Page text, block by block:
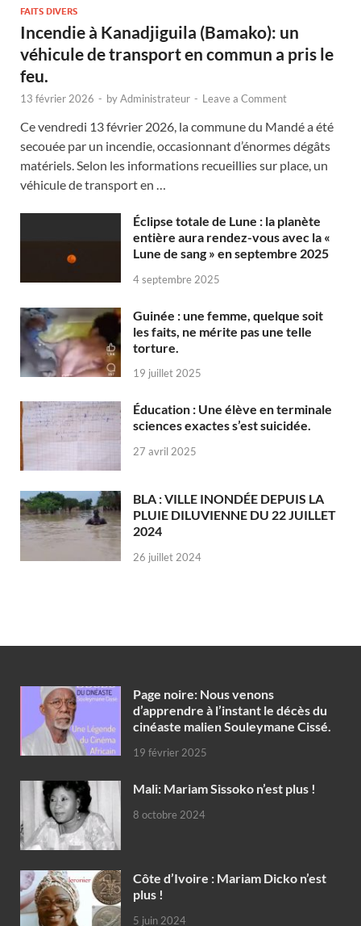
FAITS DIVERS
Incendie à Kanadjiguila (Bamako): un
véhicule de transport en commun a pris le
feu.
13 février 2026 - byAdministrateur - Leave a Comment
Ce vendredi 13 février 2026, la commune du Mandé a été
secouée par un incendie, occasionnant d’énormes dégâts
matériels. Selon les informations recueillies sur place, un
véhicule de transport en …
Éclipse totale de Lune : la planète
entière aura rendez-vous avec la «
Lune de sang » en septembre 2025
4 septembre 2025
Guinée : une femme, quelque soit
les faits, ne mérite pas une telle
torture.
19 juillet 2025
Éducation : Une élève en terminale
sciences exactes s’est suicidée.
27 avril 2025
BLA : VILLE INONDÉE DEPUIS LA
PLUIE DILUVIENNE DU 22 JUILLET
2024
26 juillet 2024
Page noire: Nous venons
d’apprendre à l’instant le décès du
cinéaste malien Souleymane Cissé.
19 février 2025
Mali: Mariam Sissoko n’est plus !
8 octobre 2024
Côte d’Ivoire : Mariam Dicko n’est
plus !
5 juin 2024